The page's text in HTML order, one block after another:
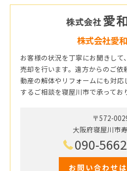
株式会社愛
お客様の状況を丁寧にお聞きして
売却を行います。遠方からのご依
動産の解体やリフォームにも対
するご相談を寝屋川市で承ってお
〒572-
大阪府寝屋川市
090-
お問い合わせ